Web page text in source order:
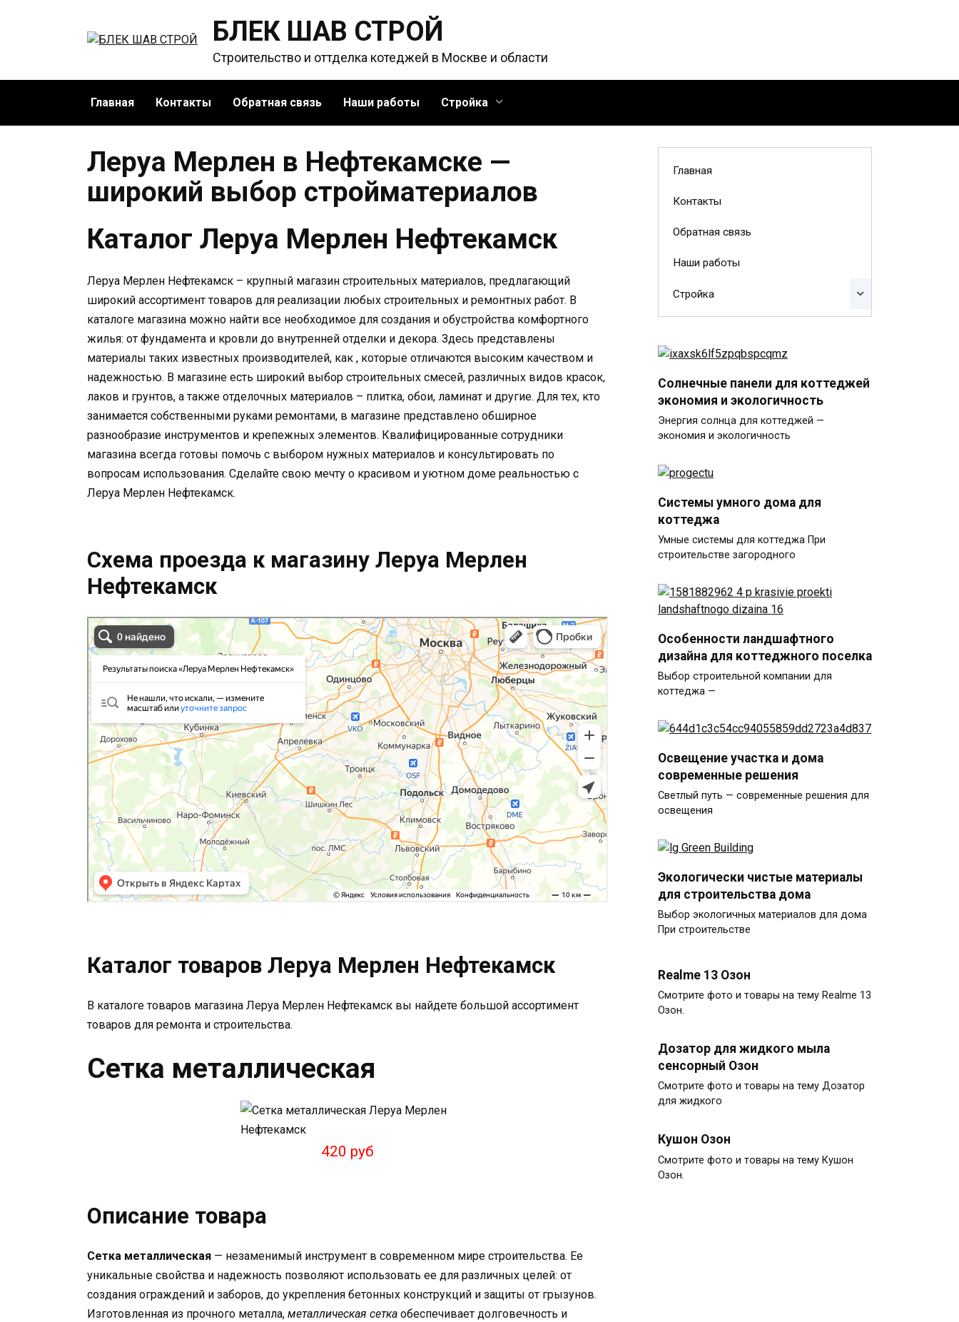
БЛЕК ШАВ СТРОЙ
Строительство и оттделка котеджей в Москве и области
Главная Контакты Обратная связь Наши работы Стройка
Леруа Мерлен в Нефтекамске —
широкий выбор стройматериалов
Каталог Леруа Мерлен Нефтекамск
Леруа Мерлен Нефтекамск – крупный магазин строительных материалов, предлагающий
широкий ассортимент товаров для реализации любых строительных и ремонтных работ. В
каталоге магазина можно найти все необходимое для создания и обустройства комфортного
жилья: от фундамента и кровли до внутренней отделки и декора. Здесь представлены
материалы таких известных производителей, как , которые отличаются высоким качеством и
надежностью. В магазине есть широкий выбор строительных смесей, различных видов красок,
лаков и грунтов, а также отделочных материалов – плитка, обои, ламинат и другие. Для тех, кто
занимается собственными руками ремонтами, в магазине представлено обширное
разнообразие инструментов и крепежных элементов. Квалифицированные сотрудники
магазина всегда готовы помочь с выбором нужных материалов и консультировать по
вопросам использования. Сделайте свою мечту о красивом и уютном доме реальностью с
Леруа Мерлен Нефтекамск.
Схема проезда к магазину Леруа Мерлен
Нефтекамск
Леруа Мерлен Нефтекамск в Москве и Московской области
Москва и Московская область
Каталог товаров Леруа Мерлен Нефтекамск
В каталоге товаров магазина Леруа Мерлен Нефтекамск вы найдете большой ассортимент
товаров для ремонта и строительства.
Сетка металлическая
420 руб
Описание товара
Сетка металлическая — незаменимый инструмент в современном мире строительства. Ее
уникальные свойства и надежность позволяют использовать ее для различных целей: от
создания ограждений и заборов, до укрепления бетонных конструкций и защиты от грызунов.
Изготовленная из прочного металла, металлическая сетка обеспечивает долговечность и
Главная
Контакты
Обратная связь
Наши работы
Стройка
Солнечные панели для коттеджей
экономия и экологичность
Энергия солнца для коттеджей —
экономия и экологичность
Системы умного дома для
коттеджа
Умные системы для коттеджа При
строительстве загородного
Особенности ландшафтного
дизайна для коттеджного поселка
Выбор строительной компании для
коттеджа —
Освещение участка и дома
современные решения
Светлый путь — современные решения для
освещения
Экологически чистые материалы
для строительства дома
Выбор экологичных материалов для дома
При строительстве
Realme 13 Озон
Смотрите фото и товары на тему Realme 13
Озон.
Дозатор для жидкого мыла
сенсорный Озон
Смотрите фото и товары на тему Дозатор
для жидкого
Кушон Озон
Смотрите фото и товары на тему Кушон
Озон.